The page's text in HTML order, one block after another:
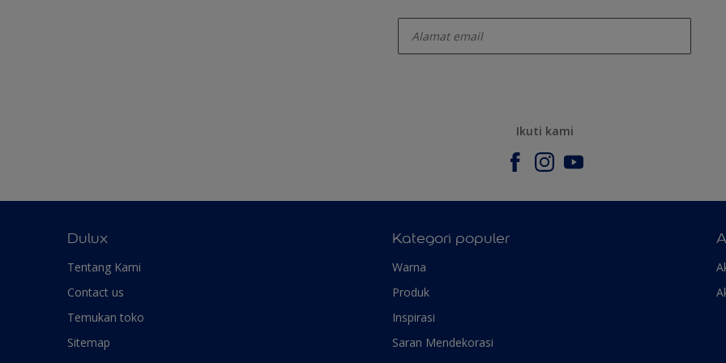
Ikuti kami
Dulux
Tentang Kami
Contact us
Temukan toko
Sitemap
Kategori populer
Warna
Produk
Inspirasi
Saran Mendekorasi